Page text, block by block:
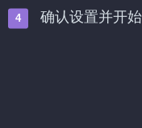
确认设置并开